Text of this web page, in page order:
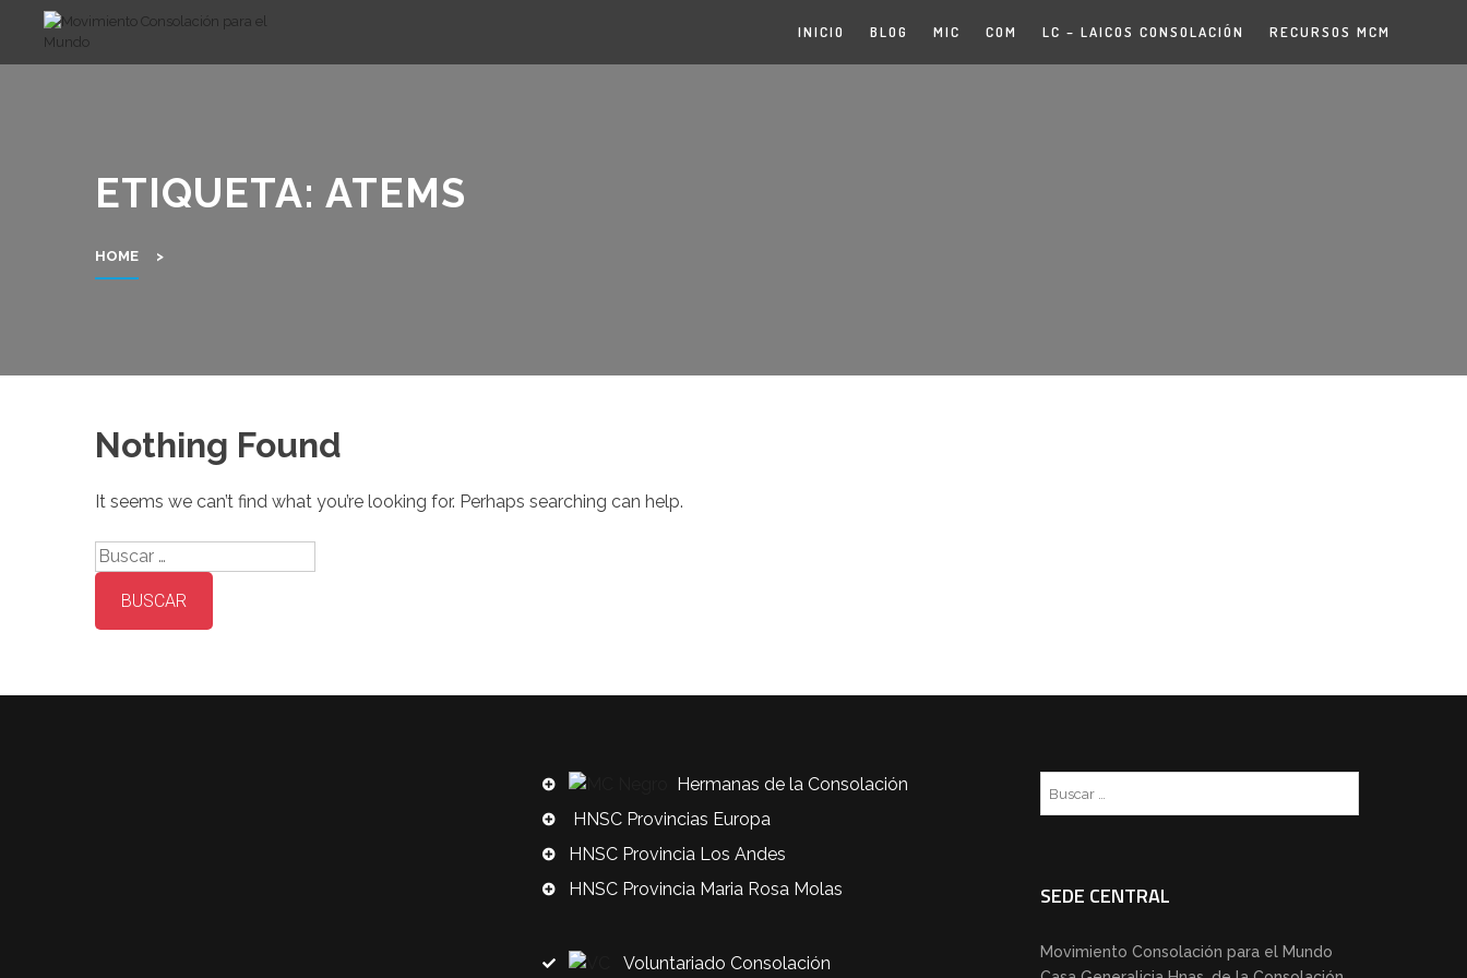
content
INICIO BLOG MIC COM LC – LAICOS CONSOLACIÓN RECURSOS MCM
ETIQUETA: ATEMS
HOME >
Nothing Found
It seems we can’t find what you’re looking for. Perhaps searching can help.
Buscar:
Hermanas de la Consolación
HNSC Provincias Europa
HNSC Provincia Los Andes
HNSC Provincia Maria Rosa Molas
Voluntariado Consolación
SEDE CENTRAL
Movimiento Consolación para el Mundo